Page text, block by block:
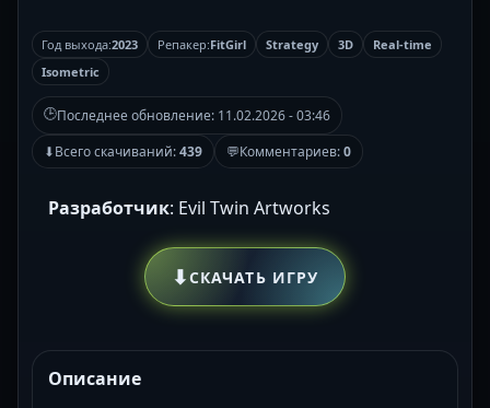
Год выхода:2023 Репакер:FitGirl Strategy 3D
Real-time
Isometric
🕒Последнее обновление: 11.02.2026 - 03:46
⬇Всего скачиваний:439 💬Комментариев:0
Разработчик: Evil Twin Artworks
⬇СКАЧАТЬ ИГРУ
Описание